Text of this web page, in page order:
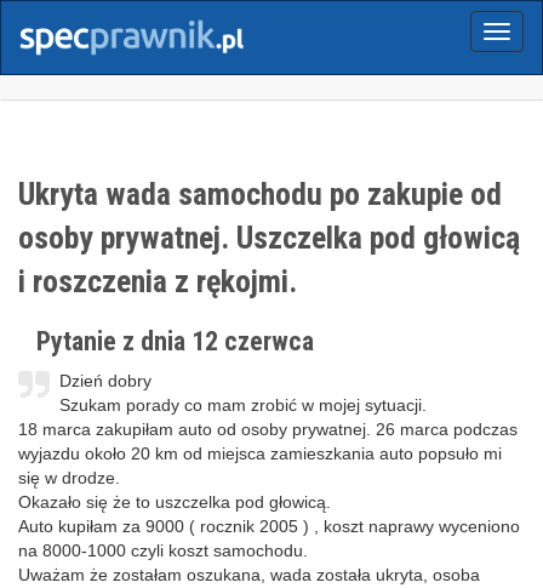
Menu
Ukryta wada samochodu po zakupie od
osoby prywatnej. Uszczelka pod głowicą
i roszczenia z rękojmi.
Pytanie z dnia 12 czerwca
Dzień dobry
Szukam porady co mam zrobić w mojej sytuacji.
18 marca zakupiłam auto od osoby prywatnej. 26 marca podczas
wyjazdu około 20 km od miejsca zamieszkania auto popsuło mi
się w drodze.
Okazało się że to uszczelka pod głowicą.
Auto kupiłam za 9000 ( rocznik 2005 ) , koszt naprawy wyceniono
na 8000-1000 czyli koszt samochodu.
Uważam że zostałam oszukana, wada została ukryta, osoba